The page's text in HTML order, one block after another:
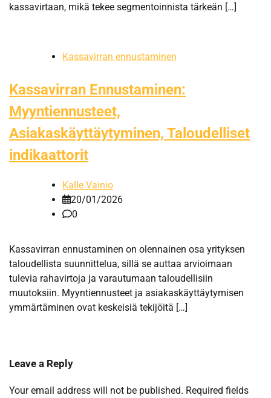
kassavirtaan, mikä tekee segmentoinnista tärkeän […]
Kassavirran ennustaminen
Kassavirran Ennustaminen:
Myyntiennusteet,
Asiakaskäyttäytyminen, Taloudelliset
indikaattorit
Kalle Vainio
20/01/2026
0
Kassavirran ennustaminen on olennainen osa yrityksen
taloudellista suunnittelua, sillä se auttaa arvioimaan
tulevia rahavirtoja ja varautumaan taloudellisiin
muutoksiin. Myyntiennusteet ja asiakaskäyttäytymisen
ymmärtäminen ovat keskeisiä tekijöitä […]
Leave a Reply
Your email address will not be published. Required fields